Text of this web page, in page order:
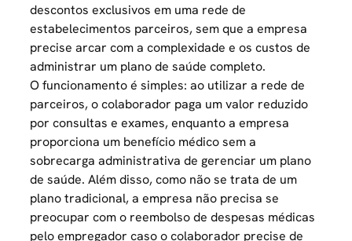
descontos exclusivos em uma rede de
estabelecimentos parceiros, sem que a empresa
precise arcar com a complexidade e os custos de
administrar um plano de saúde completo.
O funcionamento é simples: ao utilizar a rede de
parceiros, o colaborador paga um valor reduzido
por consultas e exames, enquanto a empresa
proporciona um benefício médico sem a
sobrecarga administrativa de gerenciar um plano
de saúde. Além disso, como não se trata de um
plano tradicional, a empresa não precisa se
preocupar com o reembolso de despesas médicas
pelo empregador caso o colaborador precise de